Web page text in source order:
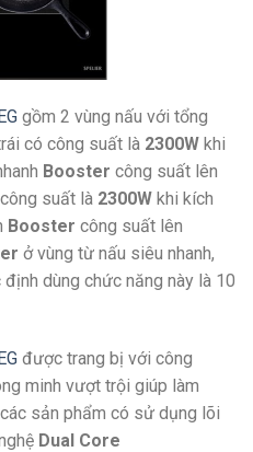
gồm 2 vùng nấu với tổng
có công suất là 2300W khi
Booster công suất lên
suất là 2300W khi kích
Booster công suất lên
ở vùng từ nấu siêu nhanh,
dùng chức năng này là 10
được trang bị với công
minh vượt trội giúp làm
sản phẩm có sử dụng lõi
Dual Core